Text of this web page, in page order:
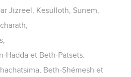
Jizreel, Kesulloth, Sunem,
Hadda et Beth-Patsets.
Beth-Shémesh et